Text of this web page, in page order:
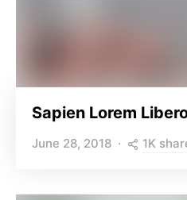
Sapien Lorem
June 28, 2018 1K